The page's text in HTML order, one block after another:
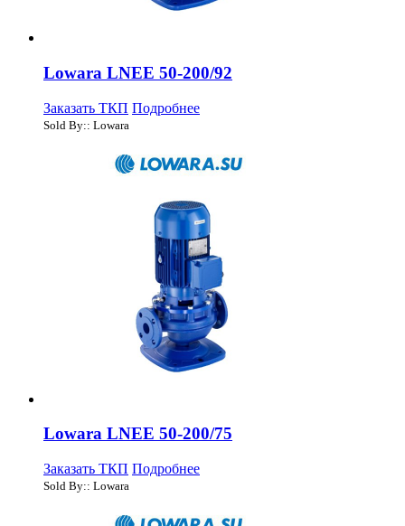
Lowara LNEE 50-200/92
Заказать ТКП Подробнее
Sold By:: Lowara
Lowara LNEE 50-200/75
Заказать ТКП Подробнее
Sold By:: Lowara